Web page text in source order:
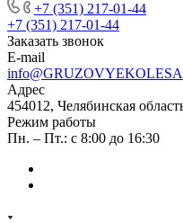
+7 (351) 217-01-44
+7 (351) 217-01-44
Заказать звонок
E-mail
Адрес
454012, Челябинская
Режим работы
Пн. – Пт.: с 8:00 до 16:30